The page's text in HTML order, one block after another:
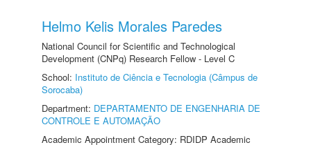
Helmo Kelis Morales Paredes
National Council for Scientific and Technological
Development (CNPq) Research Fellow - Level C
School: Instituto de Ciência e Tecnologia (Câmpus de
Sorocaba)
Department: DEPARTAMENTO DE ENGENHARIA DE
CONTROLE E AUTOMAÇÃO
Academic Appointment Category: RDIDP Academic